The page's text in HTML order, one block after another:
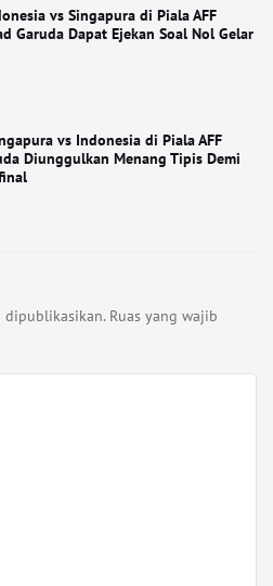
vs Singapura di Piala AFF
Garuda Dapat Ejekan Soal Nol Gelar
vs Indonesia di Piala AFF
Diunggulkan Menang Tipis Demi
dipublikasikan. Ruas yang wajib